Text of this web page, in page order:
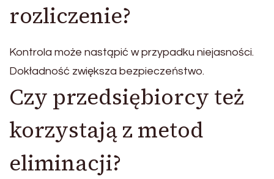
rozliczenie?
Kontrola może nastąpić w przypadku niejasności.
Dokładność zwiększa bezpieczeństwo.
Czy przedsiębiorcy też
korzystają z metod
eliminacji?